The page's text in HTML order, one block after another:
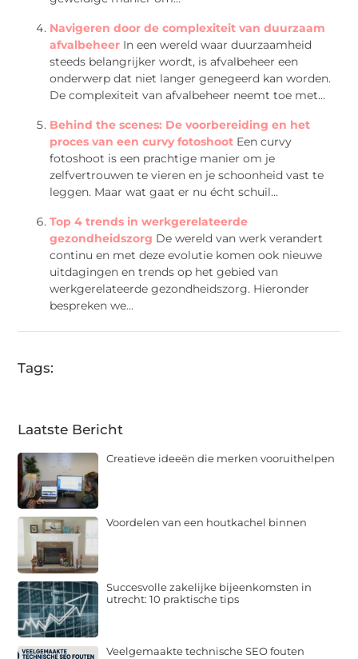
Navigeren door de complexiteit van duurzaam
afvalbeheer In een wereld waar duurzaamheid
steeds belangrijker wordt, is afvalbeheer een
onderwerp dat niet langer genegeerd kan worden.
De complexiteit van afvalbeheer neemt toe met...
Behind the scenes: De voorbereiding en het
proces van een curvy fotoshoot Een curvy
fotoshoot is een prachtige manier om je
zelfvertrouwen te vieren en je schoonheid vast te
leggen. Maar wat gaat er nu écht schuil...
Top 4 trends in werkgerelateerde
gezondheidszorg De wereld van werk verandert
continu en met deze evolutie komen ook nieuwe
uitdagingen en trends op het gebied van
werkgerelateerde gezondheidszorg. Hieronder
bespreken we...
Tags:
Laatste Bericht
Creatieve ideeën die merken vooruithelpen
Voordelen van een houtkachel binnen
Succesvolle zakelijke bijeenkomsten in
utrecht: 10 praktische tips
Veelgemaakte technische SEO fouten